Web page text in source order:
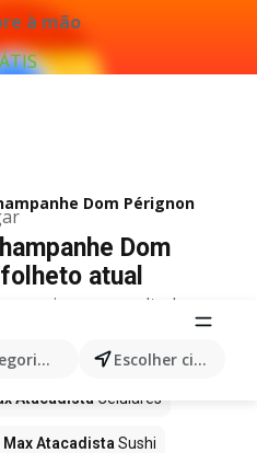
à mão
Escolher cidade
Dom Pérignon
Dom
atual
quaisquer resultados
Max Atacadista
Atacadista Celulares
Max Atacadista Sushi